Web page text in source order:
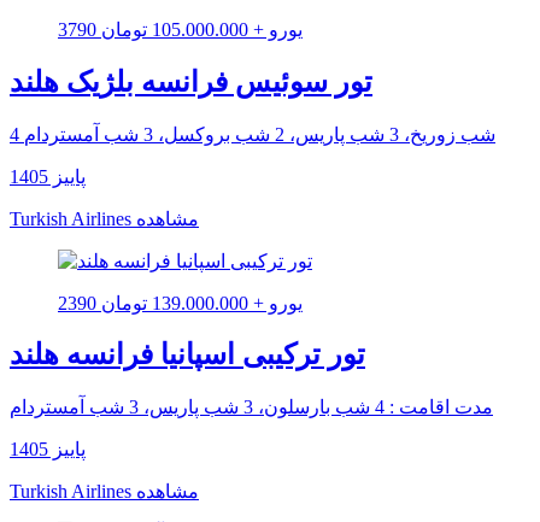
3790 یورو + 105.000.000 تومان
تور سوئیس فرانسه بلژیک هلند
4 شب زوریخ، 3 شب پاریس، 2 شب بروکسل، 3 شب آمستردام
پاییز 1405
Turkish Airlines مشاهده
2390 یورو + 139.000.000 تومان
تور ترکیبی اسپانیا فرانسه هلند
مدت اقامت : 4 شب بارسلون، 3 شب پاریس، 3 شب آمستردام
پاییز 1405
Turkish Airlines مشاهده